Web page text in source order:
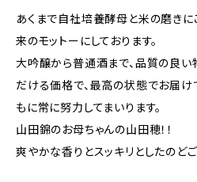
あくまで自社培養酵母と米の磨き
来のモットーにしております。
大吟醸から普通酒まで、品質の良い
だける価格で、最高の状態でお届
もに常に努力してまいります。
山田錦のお母ちゃんの山田穂！！
爽やかな香りとスッキリとしたのど